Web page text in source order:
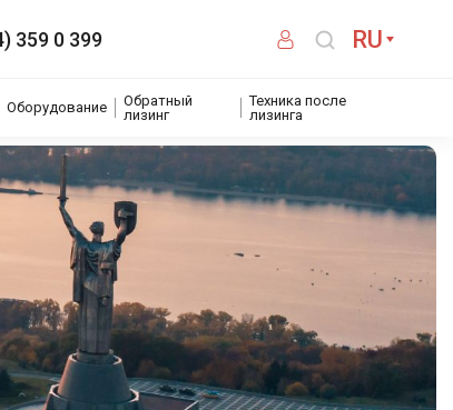
359 0 399 RU
Оборудование
Обратный
лизинг
Техника после
лизинга